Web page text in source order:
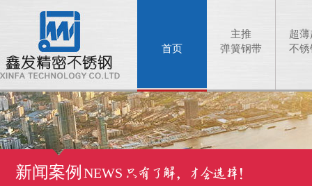
首页
主推
弹簧钢带
超
不锈
新闻案例 NEWS